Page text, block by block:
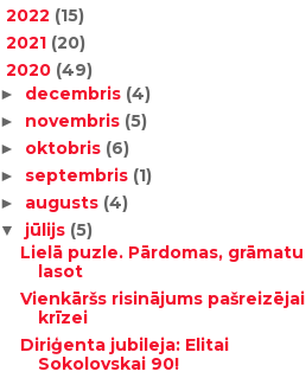
2022 (15)
2021 (20)
2020 (49)
► decembris (4)
► novembris (5)
► oktobris (6)
► septembris (1)
► augusts (4)
▼ jūlijs (5)
Lielā puzle. Pārdomas, grāmatu
lasot
Vienkāršs risinājums pašreizējai
krīzei
Diriģenta jubileja: Elitai
Sokolovskai 90!